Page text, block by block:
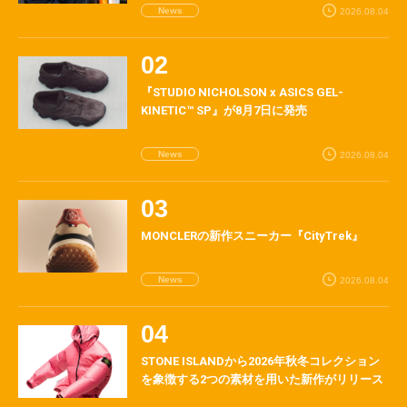
News 2026.08.04
『STUDIO NICHOLSON x ASICS GEL-
KINETIC™ SP』が8月7日に発売
News 2026.08.04
MONCLERの新作スニーカー『CityTrek』
News 2026.08.04
STONE ISLANDから2026年秋冬コレクション
を象徴する2つの素材を用いた新作がリリース